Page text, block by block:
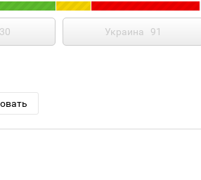
30 Украина 91